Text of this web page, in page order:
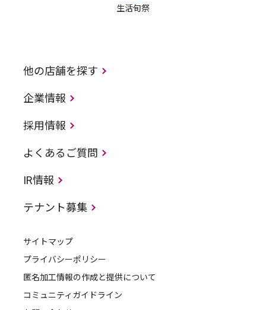
生活旬祭
他の店舗を探す
企業情報
採用情報
よくあるご質問
IR情報
テナント募集
サイトマップ
プライバシーポリシー
匿名加工情報の作成と提供について
コミュニティガイドライン